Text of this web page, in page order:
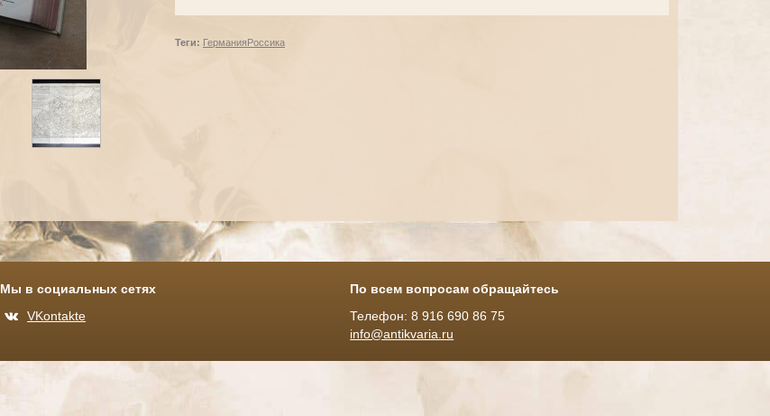
Теги: ГерманияРоссика
Мы в социальных сетях
VKontakte
По всем вопросам обращайтесь
Телефон: 8 916 690 86 75
info@antikvaria.ru